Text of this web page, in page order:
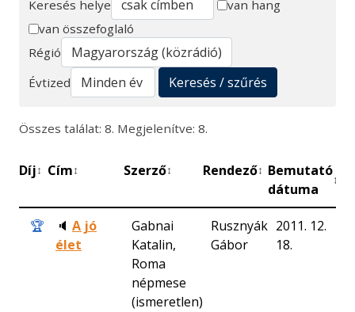
Keresés
Keresés helye
van hang
van összefoglaló
Régió
Évtized
Keresés / szűrés
Összes találat: 8. Megjelenítve: 8.
Díj↕ Cím↕ Szerző↕ Rendező↕ Bemutató
dátuma
↕
🏆 🔈 A jó
élet
Gabnai
Katalin,
Roma
népmese
(ismeretlen)
Rusznyák
Gábor
2011. 12.
18.